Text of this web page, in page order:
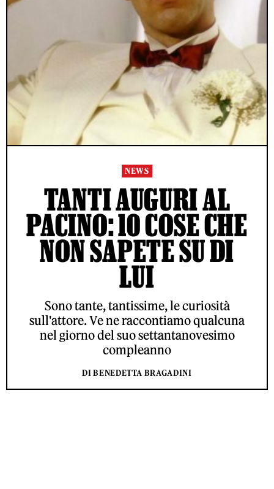
NEWS
TANTI AUGURI AL
PACINO: 10 COSE CHE
NON SAPETE SU DI
LUI
Sono tante, tantissime, le curiosità
sull'attore. Ve ne raccontiamo qualcuna
nel giorno del suo settantanovesimo
compleanno
DI BENEDETTA BRAGADINI